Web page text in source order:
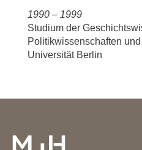
1990 – 1999
Studium der
Politikwissenschaften
Universität Berlin